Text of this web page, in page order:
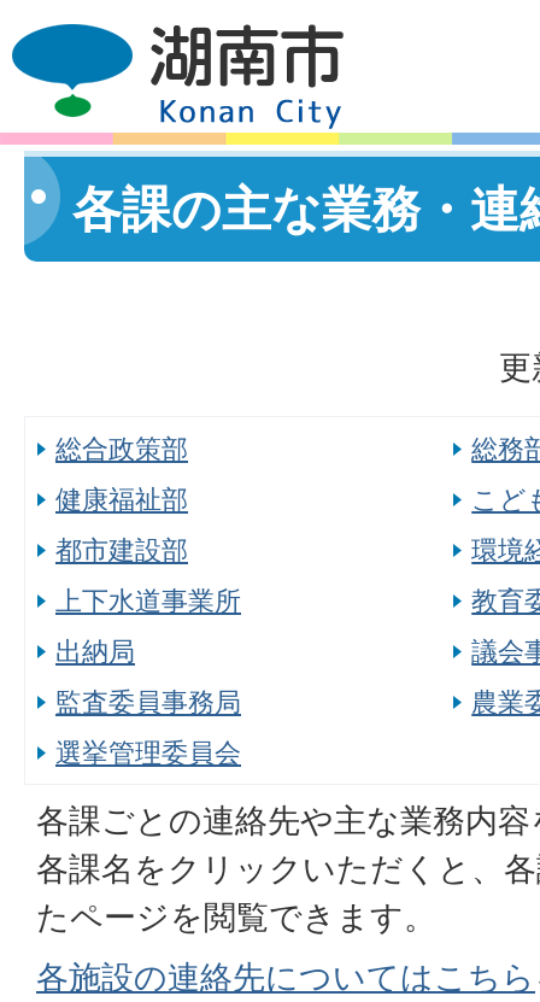
各課の主な業務・連
総合政策部
総務
健康福祉部
こど
都市建設部
環境
上下水道事業所
教育
出納局
議会
監査委員事務局
農業
選挙管理委員会
各課ごとの連絡先や主な業務内
各課名をクリックいただくと、
たページを閲覧できます。
各施設の連絡先についてはこちら